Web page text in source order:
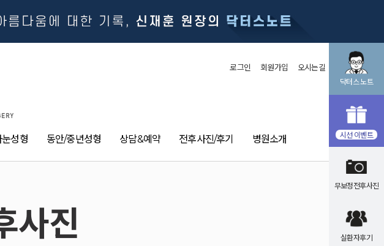
눈성형 동안/중년성형 상담&예약 전후사진/후기 병원소개
로그인 회원가입 오시는길
사진
닥터스 노트
시선 이벤트
무보정전후사진
실환자후기